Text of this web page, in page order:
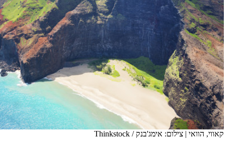
קאווי, הוואי | צילום: אימג'בנק / Thinkstock